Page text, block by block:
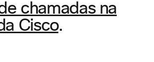
chamadas na
Cisco.